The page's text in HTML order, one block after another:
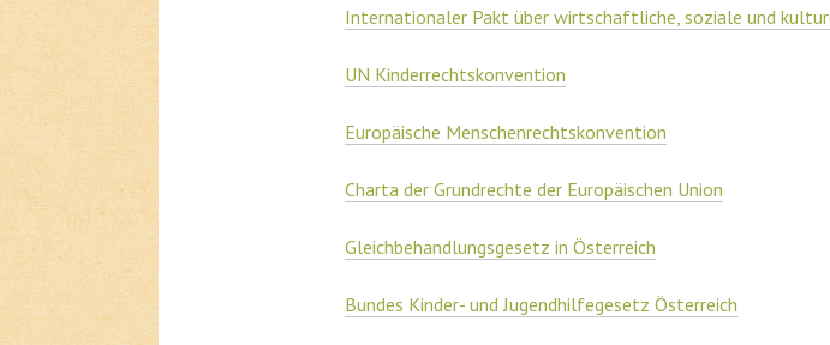
Internationaler Pakt über wirtschaftliche, soziale und
UN Kinderrechtskonvention
Europäische Menschenrechtskonvention
Charta der Grundrechte der Europäischen Union
Gleichbehandlungsgesetz in Österreich
Bundes Kinder- und Jugendhilfegesetz Österreich